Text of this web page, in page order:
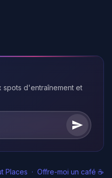
d'entraînement et
Places · Offre-moi un café ☕